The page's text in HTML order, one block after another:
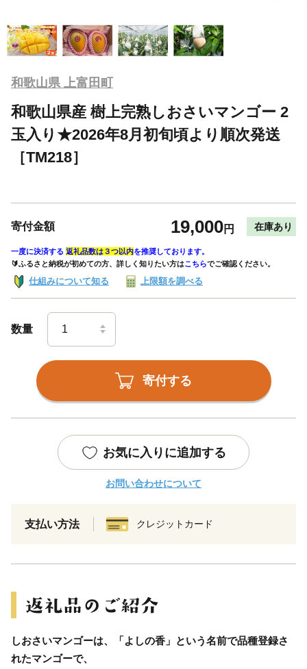
和歌山県 上富田町
和歌山県産 樹上完熟しおさいマンゴー 2
玉入り★2026年8月初旬頃より順次発送
［TM218］
寄付金額 19,000円 在庫あり
一度に決済する 返礼品数は３つ以内を推奨しております。
🔰ふるさと納税が初めての方、詳しく知りたい方はこちらでご確認ください。
仕組みについて知る 上限額を調べる
数量
寄付する
お気に入りに追加する
お問い合わせについて
支払い方法 クレジットカード
しおさいマンゴーは、「よしの香」という名前で品種登録さ
れたマンゴーで、